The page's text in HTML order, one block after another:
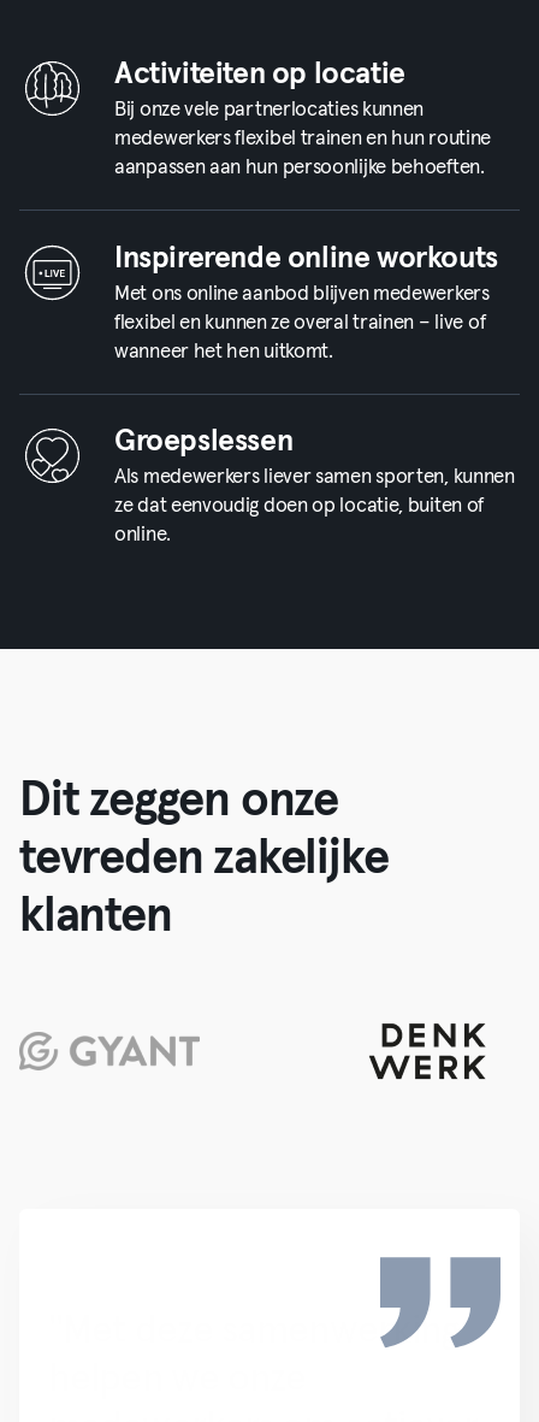
Activiteiten op locatie
Bij onze vele partnerlocaties kunnen
medewerkers flexibel trainen en hun routine
aanpassen aan hun persoonlijke behoeften.
Inspirerende online workouts
Met ons online aanbod blijven medewerkers
flexibel en kunnen ze overal trainen – live of
wanneer het hen uitkomt.
Groepslessen
Als medewerkers liever samen sporten, kunnen
ze dat eenvoudig doen op locatie, buiten of
online.
Dit zeggen onze
tevreden zakelijke
klanten